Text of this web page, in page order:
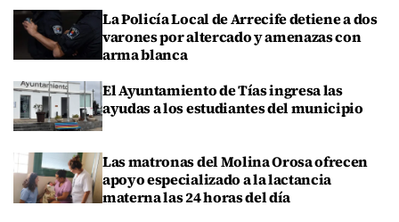
La Policía Local de Arrecife detiene a dos
varones por altercado y amenazas con
arma blanca
El Ayuntamiento de Tías ingresa las
ayudas a los estudiantes del municipio
Las matronas del Molina Orosa ofrecen
apoyo especializado a la lactancia
materna las 24 horas del día